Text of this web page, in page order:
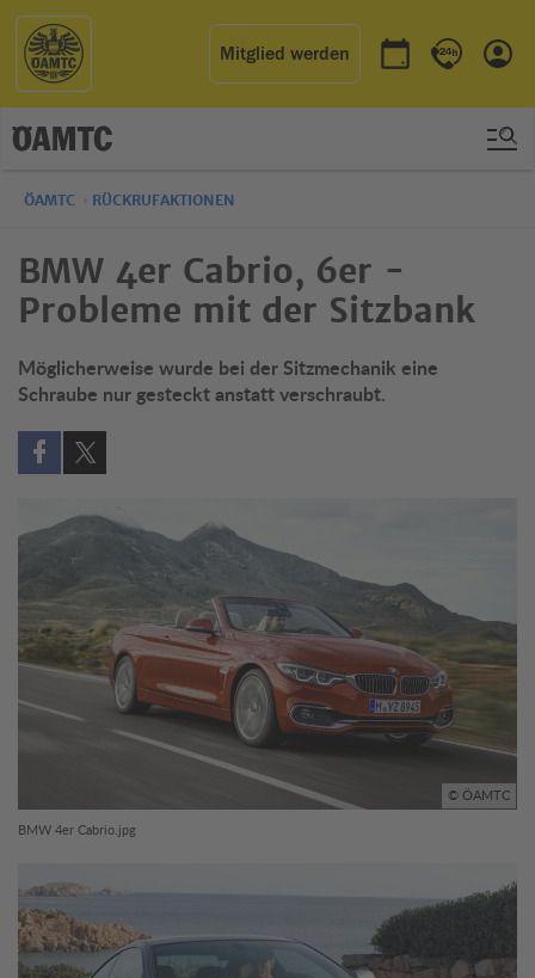
Mitglied werden
Termin buchen
Kontakt &
ÖAMTC RÜCKRUFAKTIONEN
BMW 4er Cabrio, 6er -
Probleme mit der Sitzbank
Möglicherweise wurde bei der Sitzmechanik eine
Schraube nur gesteckt anstatt verschraubt.
Auf Facebook teilen (öffnet in neuem Fenster)
Auf X teilen (öffnet in neuem Fenster)
© ÖAMTC
BMW 4er Cabrio.jpg